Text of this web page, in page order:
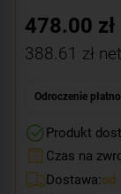
478.00 zł
388.61 zł
Odroczenie
Produkt
Czas na
Dostawa:od